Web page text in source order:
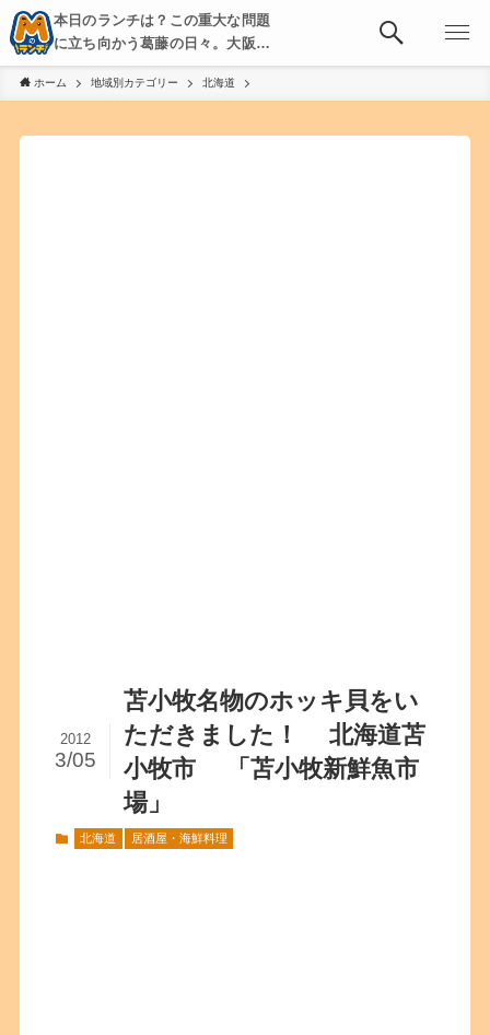
本日のランチは？この重大な問題
に立ち向かう葛藤の日々。大阪・
京都・神戸を中心とした食べ歩
き、飲み歩きを綴る。
ホーム 地域別カテゴリー 北海道
苫小牧名物のホッキ貝をい
ただきました！ 北海道苫
小牧市 「苫小牧新鮮魚市
場」
2012
3/05
北海道 居酒屋・海鮮料理